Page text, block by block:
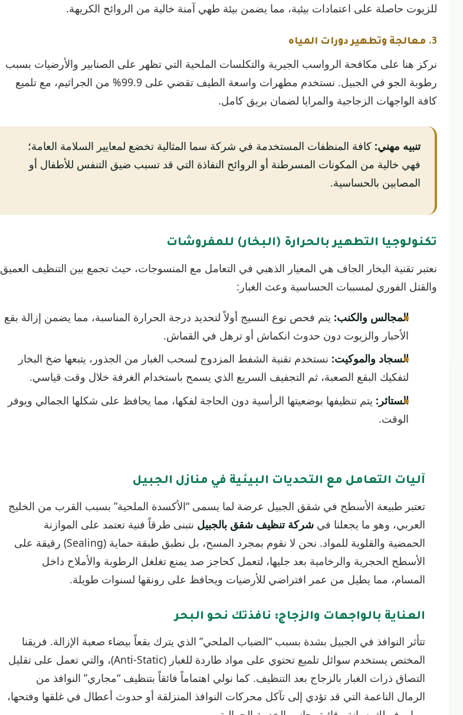
للزيوت حاصلة على اعتمادات بيئية، مما يضمن بيئة طهي آمنة خالية من الروائح الكريهة.
3. معالجة وتطهير دورات المياه
نركز هنا على مكافحة الرواسب الجيرية والتكلسات الملحية التي تظهر على الصنابير والأرضيات بسبب
رطوبة الجو في الجبيل. نستخدم مطهرات واسعة الطيف تقضي على 99.9% من الجراثيم، مع تلميع
كافة الواجهات الزجاجية والمرايا لضمان بريق كامل.
تنبيه مهني: كافة المنظفات المستخدمة في شركة سما المثالية تخضع لمعايير السلامة العامة؛
فهي خالية من المكونات المسرطنة أو الروائح النفاذة التي قد تسبب ضيق التنفس للأطفال أو
المصابين بالحساسية.
تكنولوجيا التطهير بالحرارة (البخار) للمفروشات
نعتبر تقنية البخار الجاف هي المعيار الذهبي في التعامل مع المنسوجات، حيث تجمع بين التنظيف العميق
والقتل الفوري لمسببات الحساسية وعث الغبار:
المجالس والكنب: يتم فحص نوع النسيج أولاً لتحديد درجة الحرارة المناسبة، مما يضمن إزالة بقع
الأحبار والزيوت دون حدوث انكماش أو ترهل في القماش.
السجاد والموكيت: نستخدم تقنية الشفط المزدوج لسحب الغبار من الجذور، يتبعها ضخ البخار
لتفكيك البقع الصعبة، ثم التجفيف السريع الذي يسمح باستخدام الغرفة خلال وقت قياسي.
الستائر: يتم تنظيفها بوضعيتها الرأسية دون الحاجة لفكها، مما يحافظ على شكلها الجمالي ويوفر
الوقت.
آليات التعامل مع التحديات البيئية في منازل الجبيل
تعتبر طبيعة الأسطح في شقق الجبيل عرضة لما يسمى “الأكسدة الملحية” بسبب القرب من الخليج
العربي، وهو ما يجعلنا في شركة تنظيف شقق بالجبيل نتبنى طرقاً فنية تعتمد على الموازنة
الحمضية والقلوية للمواد. نحن لا نقوم بمجرد المسح، بل نطبق طبقة حماية (Sealing) رقيقة على
الأسطح الحجرية والرخامية بعد جليها، لتعمل كحاجز صد يمنع تغلغل الرطوبة والأملاح داخل
المسام، مما يطيل من عمر افتراضي للأرضيات ويحافظ على رونقها لسنوات طويلة.
العناية بالواجهات والزجاج: نافذتك نحو البحر
تتأثر النوافذ في الجبيل بشدة بسبب “الضباب الملحي” الذي يترك بقعاً بيضاء صعبة الإزالة. فريقنا
المختص يستخدم سوائل تلميع تحتوي على مواد طاردة للغبار (Anti-Static)، والتي تعمل على تقليل
التصاق ذرات الغبار بالزجاج بعد التنظيف. كما نولي اهتماماً فائقاً بتنظيف “مجاري” النوافذ من
الرمال الناعمة التي قد تؤدي إلى تآكل محركات النوافذ المنزلقة أو حدوث أعطال في غلقها وفتحها،